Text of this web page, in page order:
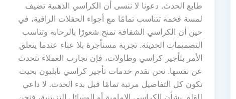
طابع الحدث. دعونا لا ننسى أن الكراسي الذهبية تضيف
لمسة فخمة تتناسب تمامًا مع أجواء الحفلات الراقية، في
حين أن الكراسي الشفافة تمنح شعورًا بالرحابة وتناسب
التصميمات الحديثة. تجربة مستأجرة بلا عناء عندما يتعلق
الأمر بتأجير كراسي وطاولات، فإن تجارب العملاء تتحدث
عن نفسها. نحن نقدم خدمات تأجير كراسي نابليون بحيث
تكون كل التفاصيل مرتبة تمامًا قبل بدء الحدث. لا داعي